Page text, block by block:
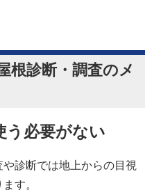
根診断・調査のメ
う必要がない
診断では地上からの目視
す。